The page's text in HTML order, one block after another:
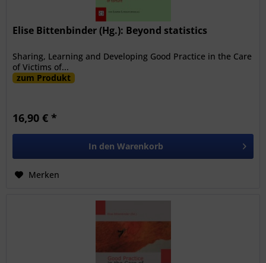
Elise Bittenbinder (Hg.): Beyond statistics
Sharing, Learning and Developing Good Practice in the Care
of Victims of...
zum Produkt
16,90 € *
In den Warenkorb
Merken